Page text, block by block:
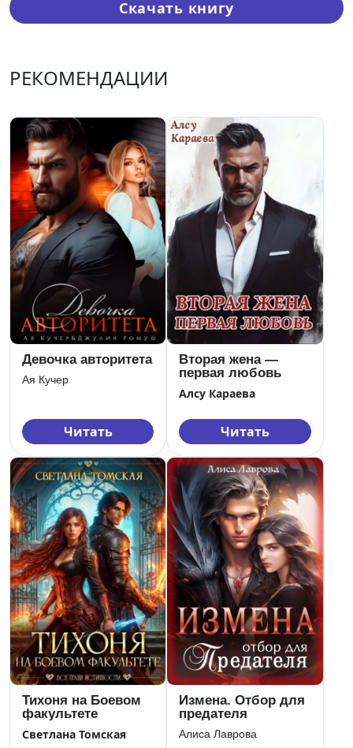
Скачать книгу
РЕКОМЕНДАЦИИ
Девочка авторитета
Ая Кучер
Читать
Вторая жена —
первая любовь
Алсу Караева
Читать
Тихоня на Боевом
факультете
Светлана Томская
Измена. Отбор для
предателя
Алиса Лаврова